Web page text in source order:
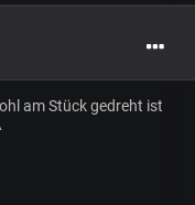
am Stück gedreht ist